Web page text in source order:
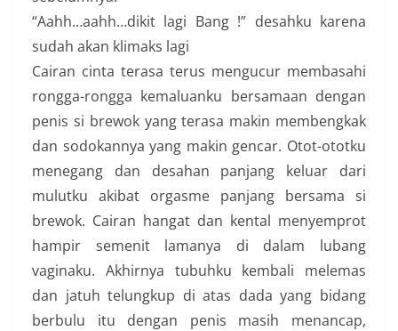
“Aahh…aahh…dikit lagi Bang !” desahku karena
sudah akan klimaks lagi
Cairan cinta terasa terus mengucur membasahi
rongga-rongga kemaluanku bersamaan dengan
penis si brewok yang terasa makin membengkak
dan sodokannya yang makin gencar. Otot-ototku
menegang dan desahan panjang keluar dari
mulutku akibat orgasme panjang bersama si
brewok. Cairan hangat dan kental menyemprot
hampir semenit lamanya di dalam lubang
vaginaku. Akhirnya tubuhku kembali melemas
dan jatuh telungkup di atas dada yang bidang
berbulu itu dengan penis masih menancap,